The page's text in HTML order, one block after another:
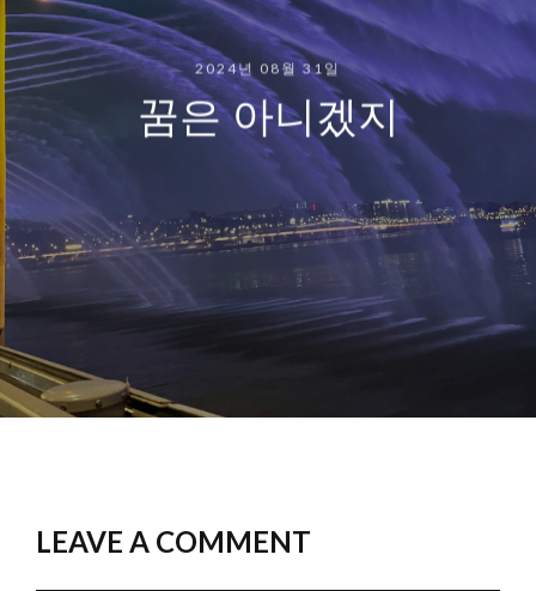
2024년 08월 31일
꿈은 아니겠지
LEAVE A COMMENT